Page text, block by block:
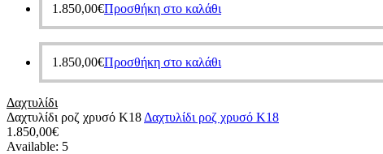
1.850,00€Προσθήκη στο καλάθι
1.850,00€Προσθήκη στο καλάθι
Δαχτυλίδι
Δαχτυλίδι ροζ χρυσό Κ18 Δαχτυλίδι ροζ χρυσό Κ18
1.850,00€
Available: 5